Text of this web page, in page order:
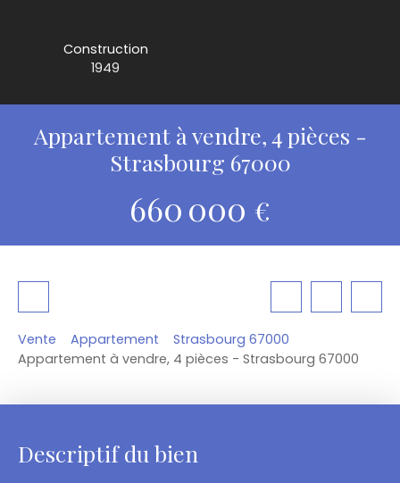
Construction
1949
Appartement à vendre, 4 pièces -
Strasbourg 67000
660 000 €
Vente Appartement
Strasbourg 67000
Appartement à vendre, 4 pièces - Strasbourg 67000
Descriptif du bien